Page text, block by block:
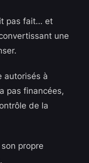
pas fait… et
une
autorisés à
pas financées,
de la
propre